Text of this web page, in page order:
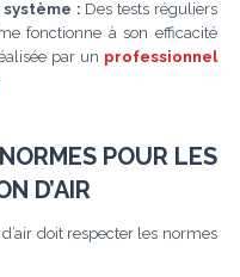
: Des tests réguliers
fonctionne à son efficacité
par un professionnel
POUR LES
D’AIR
doit respecter les normes